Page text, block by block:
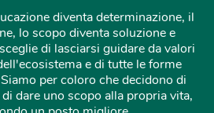
diventa determinazione, il
lo scopo diventa soluzione e
di lasciarsi guidare da valori
e di tutte le forme
per coloro che decidono di
dare uno scopo alla propria vita,